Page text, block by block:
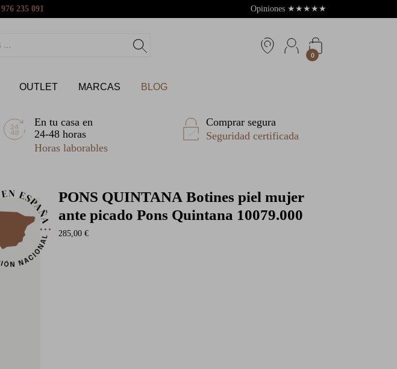
976 235 091 Opiniones ★ ★ ★ ★ ★
0
OUTLET MARCAS BLOG
En tu casa en
24-48 horas
Horas laborables
Comprar segura
Seguridad certificada
PONS QUINTANA Botines piel mujer
ante picado Pons Quintana 10079.000
285,00 €